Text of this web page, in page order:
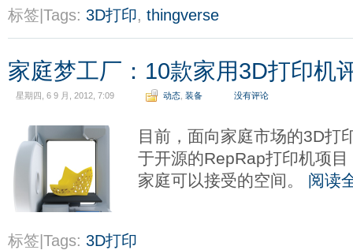
标签|Tags: 3D打印, thingverse
家庭梦工厂：10款家用3D打印机
星期四, 6 9 月, 2012, 7:09 动态 装备 没有评论
目前，面向家庭市场的3D打
于开源的RepRap打印机项
家庭可以接受的空间。 阅读
标签|Tags: 3D打印